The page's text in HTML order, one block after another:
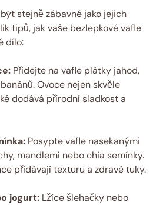
stejně zábavné jako jejich
tipů, jak vaše bezlepkové vafle
dílo:
Přidejte na vafle plátky jahod,
Ovoce nejen skvěle
dodává přírodní sladkost a
Posypte vafle nasekanými
mandlemi nebo chia semínky.
přidávají texturu a zdravé tuky.
jogurt: Lžíce šlehačky nebo